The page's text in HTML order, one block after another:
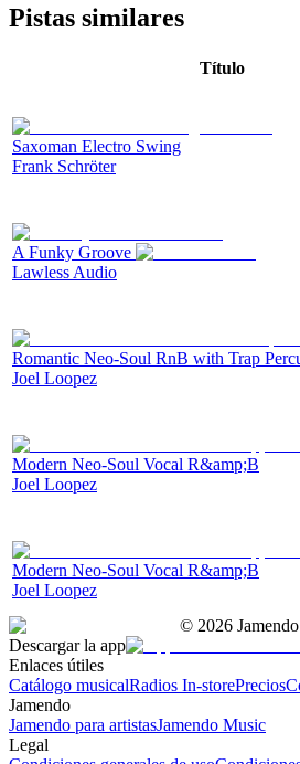
Pistas similares
Título
Saxoman Electro Swing
Frank Schröter
A Funky Groove
Lawless Audio
Romantic Neo-Soul RnB with Trap
Joel Loopez
Modern Neo-Soul Vocal R&amp;B
Joel Loopez
Modern Neo-Soul Vocal R&amp;B
Joel Loopez
© 2026
Descargar la app
Enlaces útiles
Catálogo musicalRadios In-storePrecios
Jamendo
Jamendo para artistasJamendo Music
Legal